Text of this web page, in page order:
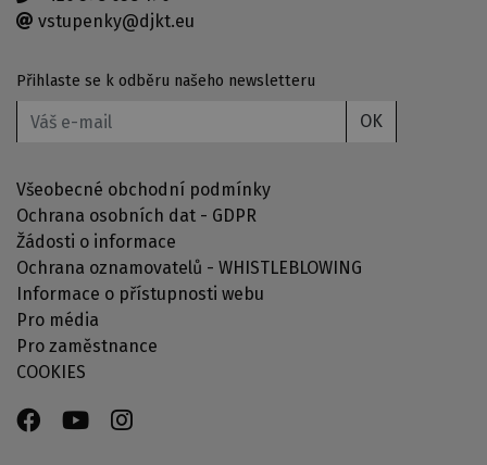
vstupenky@djkt.eu
Přihlaste se k odběru našeho newsletteru
OK
Všeobecné obchodní podmínky
Ochrana osobních dat - GDPR
Žádosti o informace
Ochrana oznamovatelů - WHISTLEBLOWING
Informace o přístupnosti webu
Pro média
Pro zaměstnance
COOKIES